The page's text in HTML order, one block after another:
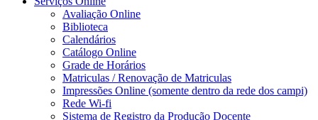
Avaliação Online
Biblioteca
Calendários
Catálogo Online
Grade de Horários
Matriculas / Renovação de Matriculas
Impressões Online (somente dentro da rede dos campi)
Rede Wi-fi
Sistema de Registro da Produção Docente